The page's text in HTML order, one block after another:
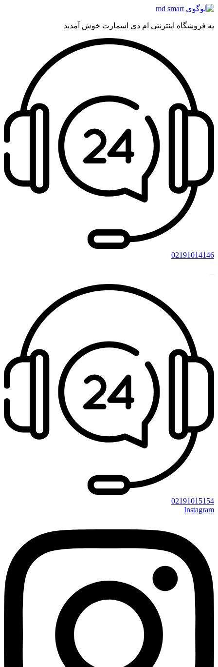
به فروشگاه اینترنتی ام دی اسمارت خوش آمدید
02191014146
02191015154
Instagram